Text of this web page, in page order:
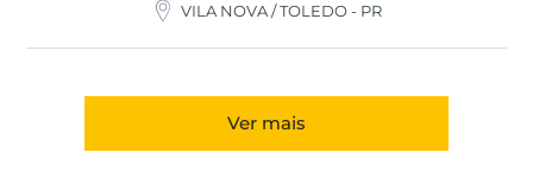
VILA NOVA / TOLEDO - PR
Ver mais